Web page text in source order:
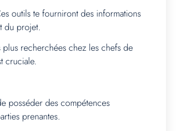
outils te fourniront des informations
du projet.
recherchées chez les chefs de
cruciale.
posséder des compétences
prenantes.